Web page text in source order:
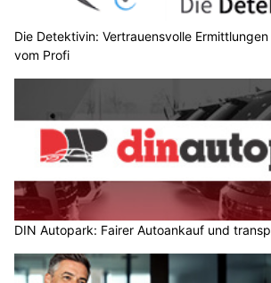
Die Detektivin: Vertrauensvolle
vom Profi
DIN Autopark: Fairer Autoankauf und